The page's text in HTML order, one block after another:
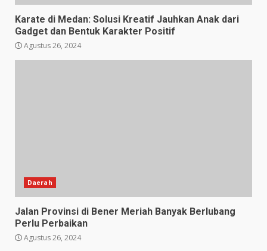
Karate di Medan: Solusi Kreatif Jauhkan Anak dari
Gadget dan Bentuk Karakter Positif
Agustus 26, 2024
Daerah
Jalan Provinsi di Bener Meriah Banyak Berlubang
Perlu Perbaikan
Agustus 26, 2024